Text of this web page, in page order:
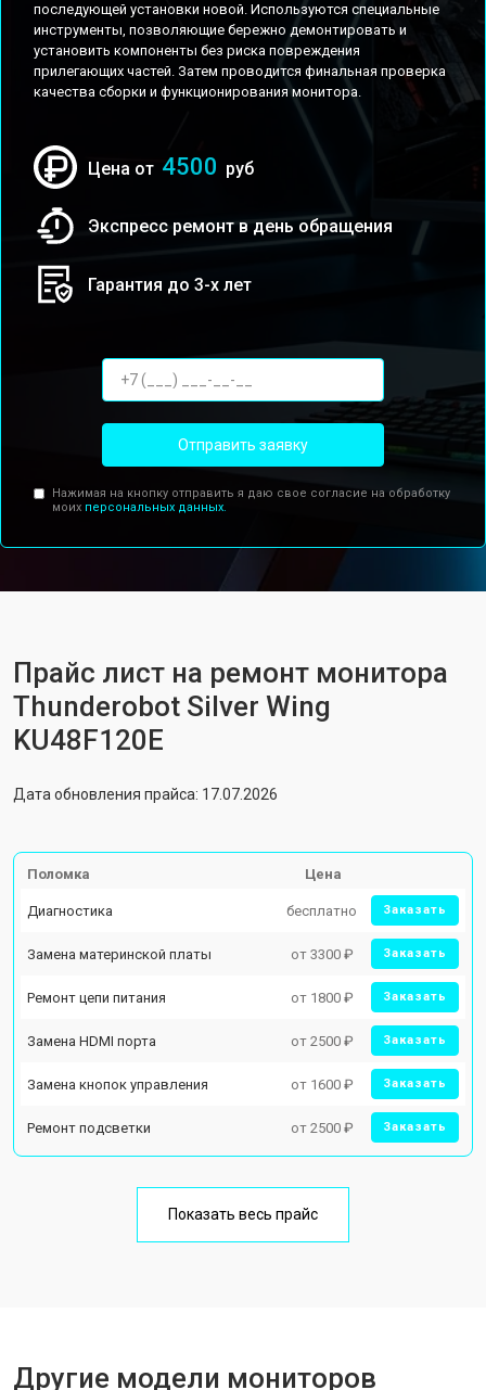
последующей установки новой. Используются специальные
инструменты, позволяющие бережно демонтировать и
установить компоненты без риска повреждения
прилегающих частей. Затем проводится финальная проверка
качества сборки и функционирования монитора.
Цена от 4500 руб
Экспресс ремонт в день обращения
Гарантия до 3-х лет
Отправить заявку
Нажимая на кнопку отправить я даю свое согласие на обработку
моих персональных данных.
Прайс лист на ремонт монитора
Thunderobot Silver Wing
KU48F120E
Дата обновления прайса: 17.07.2026
Поломка Цена
Диагностика бесплатно Заказать
Замена материнской платы от 3300 ₽ Заказать
Ремонт цепи питания от 1800 ₽ Заказать
Замена HDMI порта от 2500 ₽ Заказать
Замена кнопок управления от 1600 ₽ Заказать
Ремонт подсветки от 2500 ₽ Заказать
Показать весь прайс
Другие модели мониторов